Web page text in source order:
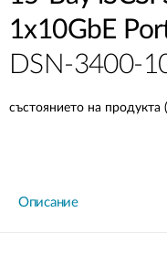
1x10GbE
DSN-3400-
състоянието на продукта
Описание